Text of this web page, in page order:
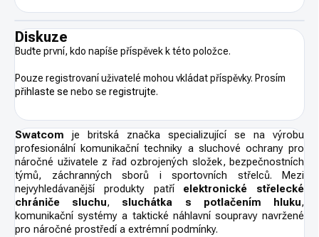
Diskuze
Buďte první, kdo napíše příspěvek k této položce.
Pouze registrovaní uživatelé mohou vkládat příspěvky. Prosím
přihlaste se nebo se registrujte.
Swatcom je britská značka specializující se na výrobu
profesionální komunikační techniky a sluchové ochrany pro
náročné uživatele z řad ozbrojených složek, bezpečnostních
týmů, záchranných sborů i sportovních střelců. Mezi
nejvyhledávanější produkty patří elektronické střelecké
chrániče sluchu, sluchátka s potlačením hluku,
komunikační systémy a taktické náhlavní soupravy navržené
pro náročné prostředí a extrémní podmínky.